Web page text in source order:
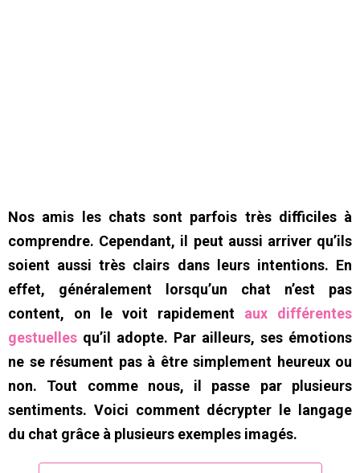
Nos amis les chats sont parfois très difficiles à
comprendre. Cependant, il peut aussi arriver qu’ils
soient aussi très clairs dans leurs intentions. En
effet, généralement lorsqu’un chat n’est pas
content, on le voit rapidement aux différentes
gestuelles qu’il adopte. Par ailleurs, ses émotions
ne se résument pas à être simplement heureux ou
non. Tout comme nous, il passe par plusieurs
sentiments. Voici comment décrypter le langage
du chat grâce à plusieurs exemples imagés.